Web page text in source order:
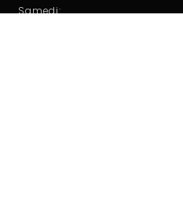
Samedi: